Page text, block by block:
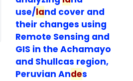
use/land cover and
their changes using
Remote Sensing and
GIS in the Achamayo
and Shullcas region,
Peruvian Andes